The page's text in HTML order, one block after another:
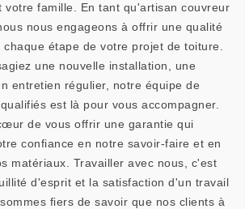
votre famille. En tant qu'artisan couvreur
nous engageons à offrir une qualité
étape de votre projet de toiture.
une nouvelle installation, une
entretien régulier, notre équipe de
est là pour vous accompagner.
de vous offrir une garantie qui
confiance en notre savoir-faire et en
matériaux. Travailler avec nous, c'est
d'esprit et la satisfaction d'un travail
fiers de savoir que nos clients à